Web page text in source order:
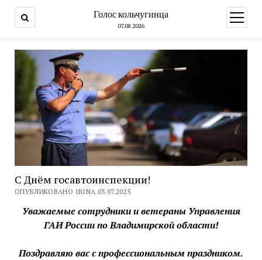
Голос кольчугинца
07.08.2026
меню
С Днём госавтоинспекции!
ОПУБЛИКОВАНО IRINA 03.07.2025
Уважаемые сотрудники и ветераны Управления
ГАИ России по Владимирской области!
Поздравляю вас с профессиональным праздником.